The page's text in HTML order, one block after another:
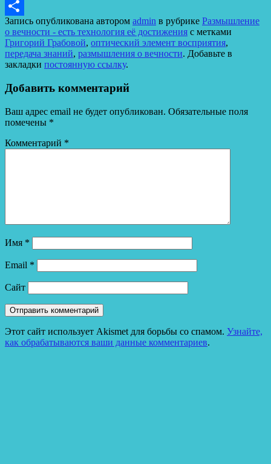
LiveJournal
Отправить
Запись опубликована автором admin в рубрике Размышление
о вечности - есть технология её достижения с метками
Григорий Грабовой, оптический элемент восприятия,
передача знаний, размышления о вечности. Добавьте в
закладки постоянную ссылку.
Добавить комментарий
Ваш адрес email не будет опубликован. Обязательные поля
помечены *
Комментарий *
Имя *
Email *
Сайт
Этот сайт использует Akismet для борьбы со спамом. Узнайте,
как обрабатываются ваши данные комментариев.